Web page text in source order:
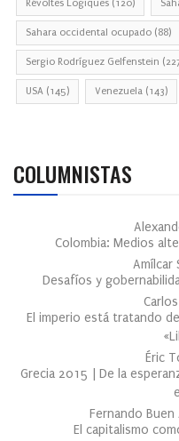
Révoltes Logiques (120)
Sahara occidental ocupado (88)
Sergio Rodríguez Gelfenstein
USA (145) Venezuela (143)
COLUMNISTAS
Colombia: Medios
Amílcar
Desafíos y
El imperio está tratando
Éric
Grecia 2015 | De la
Fernando Buen
El capitalismo